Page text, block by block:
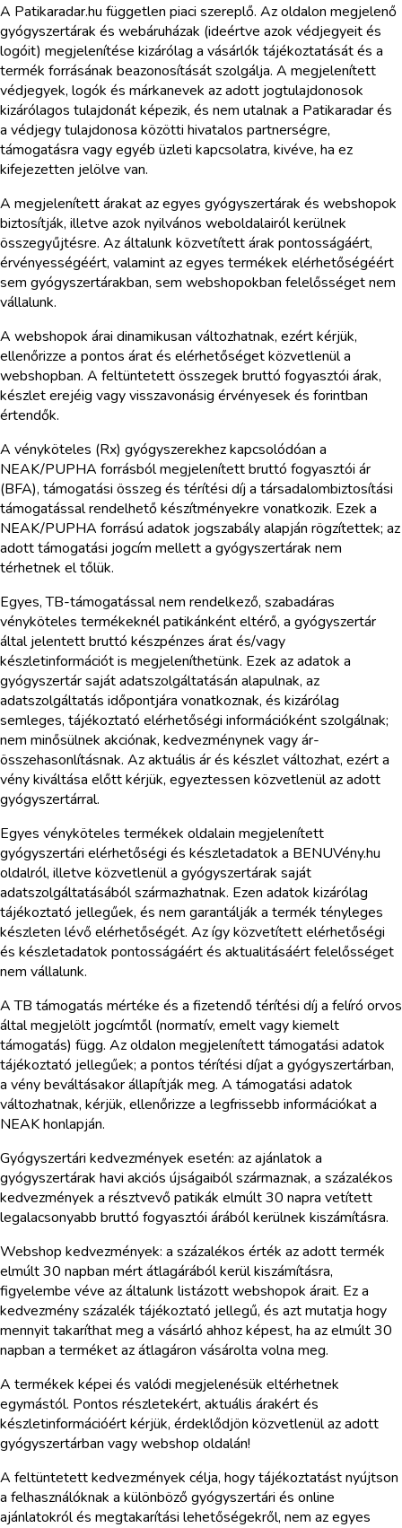
A Patikaradar.hu független piaci szereplő. Az oldalon megjelenő
gyógyszertárak és webáruházak (ideértve azok védjegyeit és
logóit) megjelenítése kizárólag a vásárlók tájékoztatását és a
termék forrásának beazonosítását szolgálja. A megjelenített
védjegyek, logók és márkanevek az adott jogtulajdonosok
kizárólagos tulajdonát képezik, és nem utalnak a Patikaradar és
a védjegy tulajdonosa közötti hivatalos partnerségre,
támogatásra vagy egyéb üzleti kapcsolatra, kivéve, ha ez
kifejezetten jelölve van.
A megjelenített árakat az egyes gyógyszertárak és webshopok
biztosítják, illetve azok nyilvános weboldalairól kerülnek
összegyűjtésre. Az általunk közvetített árak pontosságáért,
érvényességéért, valamint az egyes termékek elérhetőségéért
sem gyógyszertárakban, sem webshopokban felelősséget nem
vállalunk.
A webshopok árai dinamikusan változhatnak, ezért kérjük,
ellenőrizze a pontos árat és elérhetőséget közvetlenül a
webshopban. A feltüntetett összegek bruttó fogyasztói árak,
készlet erejéig vagy visszavonásig érvényesek és forintban
értendők.
A vényköteles (Rx) gyógyszerekhez kapcsolódóan a
NEAK/PUPHA forrásból megjelenített bruttó fogyasztói ár
(BFA), támogatási összeg és térítési díj a társadalombiztosítási
támogatással rendelhető készítményekre vonatkozik. Ezek a
NEAK/PUPHA forrású adatok jogszabály alapján rögzítettek; az
adott támogatási jogcím mellett a gyógyszertárak nem
térhetnek el tőlük.
Egyes, TB-támogatással nem rendelkező, szabadáras
vényköteles termékeknél patikánként eltérő, a gyógyszertár
által jelentett bruttó készpénzes árat és/vagy
készletinformációt is megjeleníthetünk. Ezek az adatok a
gyógyszertár saját adatszolgáltatásán alapulnak, az
adatszolgáltatás időpontjára vonatkoznak, és kizárólag
semleges, tájékoztató elérhetőségi információként szolgálnak;
nem minősülnek akciónak, kedvezménynek vagy ár-
összehasonlításnak. Az aktuális ár és készlet változhat, ezért a
vény kiváltása előtt kérjük, egyeztessen közvetlenül az adott
gyógyszertárral.
Egyes vényköteles termékek oldalain megjelenített
gyógyszertári elérhetőségi és készletadatok a BENUVény.hu
oldalról, illetve közvetlenül a gyógyszertárak saját
adatszolgáltatásából származhatnak. Ezen adatok kizárólag
tájékoztató jellegűek, és nem garantálják a termék tényleges
készleten lévő elérhetőségét. Az így közvetített elérhetőségi
és készletadatok pontosságáért és aktualitásáért felelősséget
nem vállalunk.
A TB támogatás mértéke és a fizetendő térítési díj a felíró orvos
által megjelölt jogcímtől (normatív, emelt vagy kiemelt
támogatás) függ. Az oldalon megjelenített támogatási adatok
tájékoztató jellegűek; a pontos térítési díjat a gyógyszertárban,
a vény beváltásakor állapítják meg. A támogatási adatok
változhatnak, kérjük, ellenőrizze a legfrissebb információkat a
NEAK honlapján.
Gyógyszertári kedvezmények esetén: az ajánlatok a
gyógyszertárak havi akciós újságaiból származnak, a százalékos
kedvezmények a résztvevő patikák elmúlt 30 napra vetített
legalacsonyabb bruttó fogyasztói árából kerülnek kiszámításra.
Webshop kedvezmények: a százalékos érték az adott termék
elmúlt 30 napban mért átlagárából kerül kiszámításra,
figyelembe véve az általunk listázott webshopok árait. Ez a
kedvezmény százalék tájékoztató jellegű, és azt mutatja hogy
mennyit takaríthat meg a vásárló ahhoz képest, ha az elmúlt 30
napban a terméket az átlagáron vásárolta volna meg.
A termékek képei és valódi megjelenésük eltérhetnek
egymástól. Pontos részletekért, aktuális árakért és
készletinformációért kérjük, érdeklődjön közvetlenül az adott
gyógyszertárban vagy webshop oldalán!
A feltüntetett kedvezmények célja, hogy tájékoztatást nyújtson
a felhasználóknak a különböző gyógyszertári és online
ajánlatokról és megtakarítási lehetőségekről, nem az egyes